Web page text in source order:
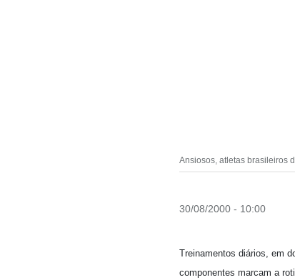
Ansiosos, atletas brasileiros
30/08/2000 - 10:00
Treinamentos diários, em
componentes marcam a